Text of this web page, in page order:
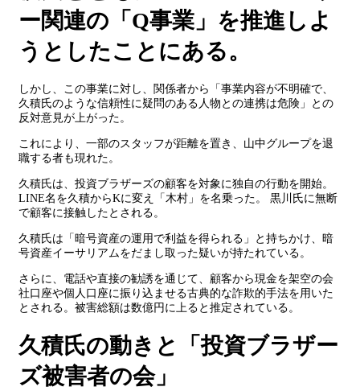
ー関連の「Q事業」を推進しよ
うとしたことにある。
しかし、この事業に対し、関係者から「事業内容が不明確で、
久積氏のような信頼性に疑問のある人物との連携は危険」との
反対意見が上がった。
これにより、一部のスタッフが距離を置き、山中グループを退
職する者も現れた。
久積氏は、投資ブラザーズの顧客を対象に独自の行動を開始。
LINE名を久積からKに変え「木村」を名乗った。 黒川氏に無断
で顧客に接触したとされる。
久積氏は「暗号資産の運用で利益を得られる」と持ちかけ、暗
号資産イーサリアムをだまし取った疑いが持たれている。
さらに、電話や直接の勧誘を通じて、顧客から現金を架空の会
社口座や個人口座に振り込ませる古典的な詐欺的手法を用いた
とされる。被害総額は数億円に上ると推定されている。
久積氏の動きと「投資ブラザー
ズ被害者の会」